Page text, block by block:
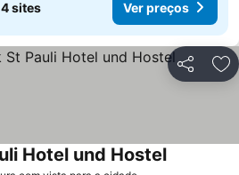
sites Ver preços
Partilhar
Hotel und HostelVer preços